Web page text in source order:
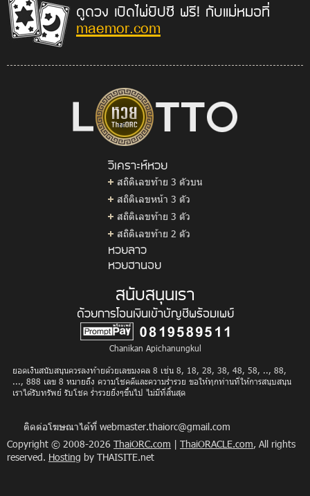
ดูดวง เปิดไพ่ยิปซี ฟรี! กับแม่หมอที่
maemor.com
วิเคราะห์หวย
สถิติเลขท้าย 3 ตัวบน
สถิติเลขหน้า 3 ตัว
สถิติเลขท้าย 3 ตัว
สถิติเลขท้าย 2 ตัว
หวยลาว
หวยฮานอย
สนับสนุนเรา
ด้วยการโอนเงินเข้าบัญชีพร้อมเพย์
Chanikan Apichanungkul
ยอดเงินสนับสนุนควรลงท้ายด้วยเลขมงคล 8 เช่น 8, 18, 28, 38, 48, 58, .., 88,
..., 888 เลข 8 หมายถึง ความโชคดีและความร่ำรวย ขอให้ทุกท่านที่ให้การสนุบสนุน
เราได้รับทรัพย์ รับโชค ร่ำรวยยิ่งๆขึ้นไป ไม่มีที่สิ้นสุด
ติดต่อโฆษณาได้ที่ webmaster.thaiorc@gmail.com
Copyright © 2008-2026 ThaiORC.com | ThaiORACLE.com, All rights
reserved. Hosting by THAISITE.net